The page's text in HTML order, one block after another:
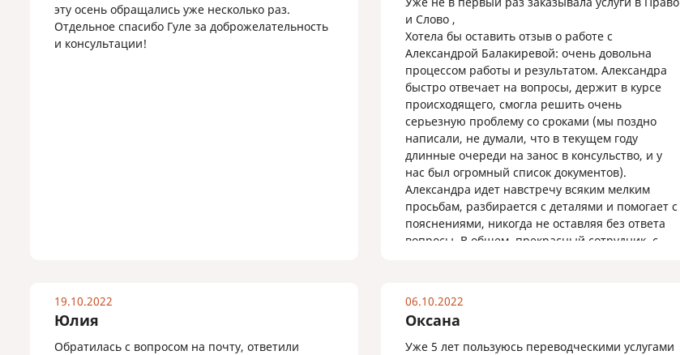
эту осень обращались уже несколько раз.
Отдельное спасибо Гуле за доброжелательность
и консультации!
и Слово ,
Хотела бы оставить отзыв о работе с
Александрой Балакиревой: очень довольна
процессом работы и результатом. Александра
быстро отвечает на вопросы, держит в курсе
происходящего, смогла решить очень
серьезную проблему со сроками (мы поздно
написали, не думали, что в текущем году
длинные очереди на занос в консульство, и у
нас был огромный список документов).
Александра идет навстречу всяким мелким
просьбам, разбирается с деталями и помогает с
пояснениями, никогда не оставляя без ответа
вопросы. В общем, прекрасный сотрудник, с
19.10.2022
Юлия
Обратилась с вопросом на почту, ответили
06.10.2022
Оксана
Уже 5 лет пользуюсь переводческими услугами